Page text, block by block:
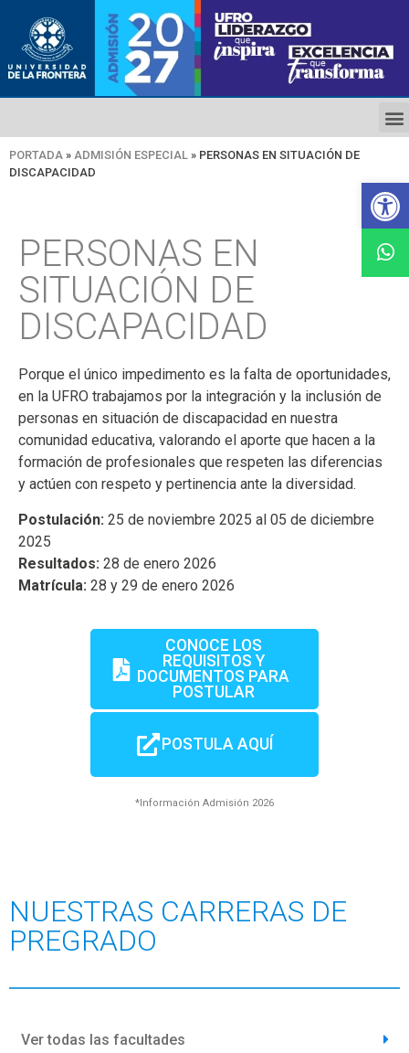
PORTADA » ADMISIÓN ESPECIAL » PERSONAS EN SITUACIÓN DE
DISCAPACIDAD
PERSONAS EN
SITUACIÓN DE
DISCAPACIDAD
Porque el único impedimento es la falta de oportunidades,
en la UFRO trabajamos por la integración y la inclusión de
personas en situación de discapacidad en nuestra
comunidad educativa, valorando el aporte que hacen a la
formación de profesionales que respeten las diferencias
y actúen con respeto y pertinencia ante la diversidad.
Postulación: 25 de noviembre 2025 al 05 de diciembre
2025
Resultados: 28 de enero 2026
Matrícula: 28 y 29 de enero 2026
CONOCE LOS
REQUISITOS Y
DOCUMENTOS PARA
POSTULAR
POSTULA AQUÍ
*Información Admisión 2026
NUESTRAS CARRERAS DE
PREGRADO
Ver todas las facultades